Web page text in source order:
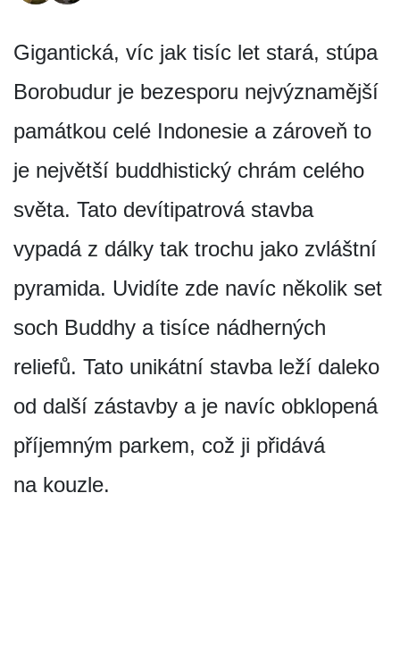
Gigantická, víc jak tisíc let stará, stúpa
Borobudur je bezesporu nejvýznamější
památkou celé Indonesie a zároveň to
je největší buddhistický chrám celého
světa. Tato devítipatrová stavba
vypadá z dálky tak trochu jako zvláštní
pyramida. Uvidíte zde navíc několik set
soch Buddhy a tisíce nádherných
reliefů. Tato unikátní stavba leží daleko
od další zástavby a je navíc obklopená
příjemným parkem, což ji přidává
na kouzle.